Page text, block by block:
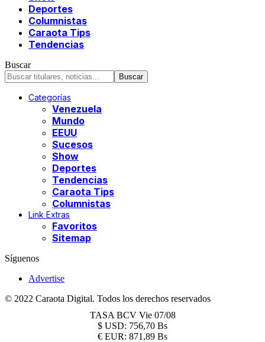
Deportes
Columnistas
Caraota Tips
Tendencias
Buscar
Categorías
Venezuela
Mundo
EEUU
Sucesos
Show
Deportes
Tendencias
Caraota Tips
Columnistas
Link Extras
Favoritos
Sitemap
Síguenos
Advertise
© 2022 Caraota Digital. Todos los derechos reservados
TASA BCV Vie 07/08
$ USD: 756,70 Bs
€ EUR: 871,89 Bs